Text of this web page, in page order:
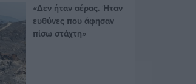
«Δεν ήταν αέρας. Ήταν
ευθύνες που άφησαν
πίσω στάχτη»